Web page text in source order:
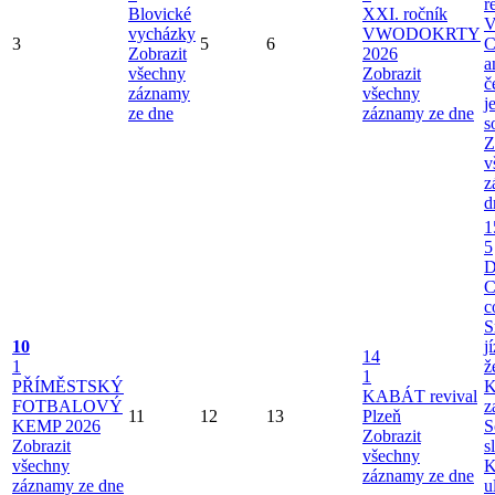
3
Blovické
vycházky
Zobrazit
všechny
záznamy
ze dne
5 6
XXI. ročník
VWODOKRTY
2026
Zobrazit
všechny
záznamy ze dne
10
1
PŘÍMĚSTSKÝ
FOTBALOVÝ
KEMP 2026
Zobrazit
všechny
záznamy ze dne
11 12 13
14
1
KABÁT revival
Plzeň
Zobrazit
všechny
záznamy ze dne
5